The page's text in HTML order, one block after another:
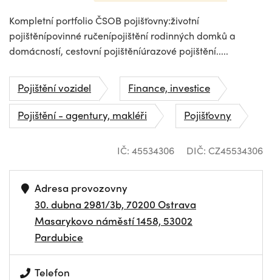
Kompletní portfolio ČSOB pojišťovny:životní
pojištěnípovinné ručenípojištění rodinných domků a
domácností, cestovní pojištěníúrazové pojištění.....
Pojištění vozidel
Finance, investice
Pojištění - agentury, makléři
Pojišťovny
IČ: 45534306 DIČ: CZ45534306
Adresa provozovny
30. dubna 2981/3b, 70200 Ostrava
Masarykovo náměstí 1458, 53002
Pardubice
Telefon